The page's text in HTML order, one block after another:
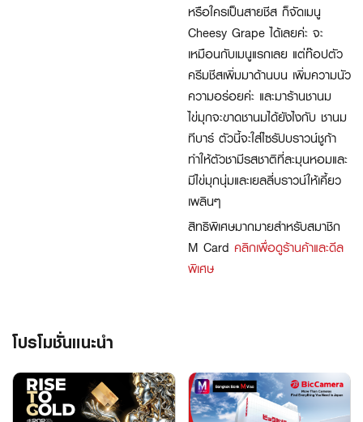
หรือใครเป็นสายชีส ก็จัดเมนู
Cheesy Grape ได้เลยค่ะ จะ
เหมือนกับเมนูแรกเลย แต่ท๊อปตัว
ครีมชีสเพิ่มมาด้านบน เพิ่มความนัว
ความอร่อยค่ะ และมาร้านชานม
ไข่มุกจะขาดชานมได้ยังไงกับ ชานม
ทีบาร์ ตัวนี้จะใส่ไซรัปบราวน์ชูก้า
ทำให้ตัวชามีรสชาติที่ละมุนหอมและ
มีไข่มุกนุ่มและเยลลี่บราวน์ให้เคี้ยว
เพลินๆ
สิทธิพิเศษมากมายสำหรับสมาชิก
M Card คลิกเพื่อดูร้านค้าและดีล
พิเศษ
โปรโมชั่นแนะนำ